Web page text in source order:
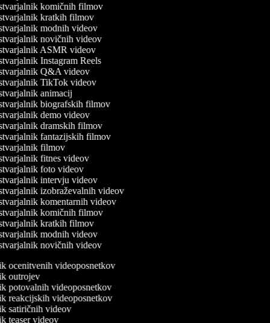
komičnih filmov
kratkih filmov
modnih videov
novičnih videov
ASMR videov
Instagram Reels
Q&A videov
TikTok videov
animacij
biografskih filmov
demo videov
dramskih filmov
fantazijskih filmov
filmov
fitnes videov
foto videov
intervju videov
izobraževalnih videov
komentarnih videov
komičnih filmov
kratkih filmov
modnih videov
novičnih videov
ocenitvenih videoposnetkov
outrojev
potovalnih videoposnetkov
reakcijskih videoposnetkov
satiričnih videov
teaser videov